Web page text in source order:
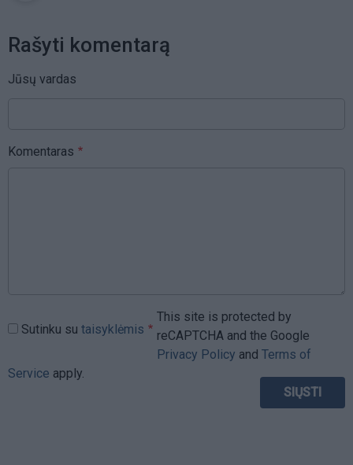
Rašyti komentarą
Jūsų vardas
Komentaras
Sutinku su taisyklėmis
This site is protected by
reCAPTCHA and the Google
Privacy Policy and Terms of
Service apply.